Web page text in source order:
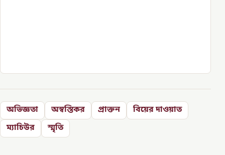
অভিজ্ঞতা অস্বস্তিকর প্রাক্তন
বিয়ের দাওয়াত
ম্যাচিউর
স্মৃতি